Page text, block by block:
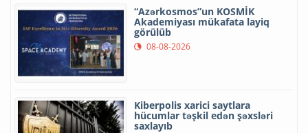
“Azərkosmos”un KOSMİK
Akademiyası mükafata layiq
görülüb
08-08-2026
Kiberpolis xarici saytlara
hücumlar təşkil edən şəxsləri
saxlayıb